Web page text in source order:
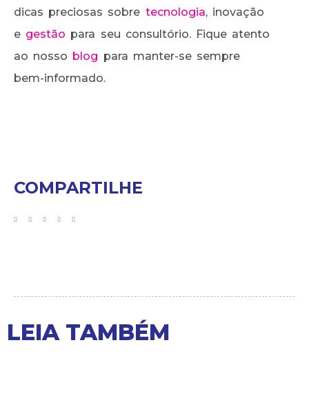
dicas preciosas sobre tecnologia, inovação
e gestão para seu consultório. Fique atento
ao nosso blog para manter-se sempre
bem-informado.
COMPARTILHE
LEIA TAMBÉM